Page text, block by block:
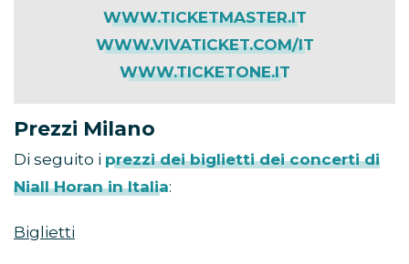
WWW.TICKETMASTER.IT
WWW.VIVATICKET.COM/IT
WWW.TICKETONE.IT
Prezzi Milano
Di seguito i prezzi dei biglietti dei concerti di
Niall Horan in Italia:
Biglietti